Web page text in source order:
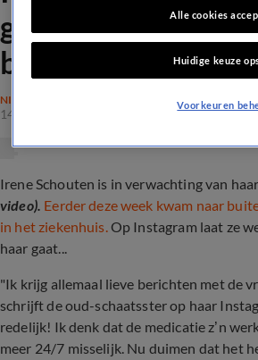
bericht
NIEUWS
14 juni 2024, 14:36
Irene Schouten is in verwachting van
video). Eerder deze week kwam naar
in het ziekenhuis.Op Instagram laat ze
haar gaat...
"Ik krijg allemaal lieve berichten met de
schrijft de oud-schaatsster op haar
redelijk! Ik denk dat de medicatie z’n
meer 24/7 misselijk. Nu duimen dat het
Alle cookies
Huidige keuze
Voorkeuren